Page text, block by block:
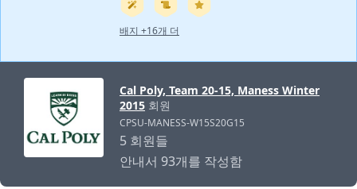
배지 +16개 더
Cal Poly, Team 20-15, Maness Winter
2015 회원
CPSU-MANESS-W15S20G15
5 회원들
안내서 93개를 작성함